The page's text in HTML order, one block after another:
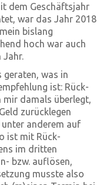
dem Geschäftsjahr
war das Jahr 2018
bislang
hoch war auch
Jahr.
geraten, was in
ist: Rück­
mir damals überlegt,
zurücklegen
anderem auf
ist mit Rück­
im dritten
bzw. auf­lösen,
musste also